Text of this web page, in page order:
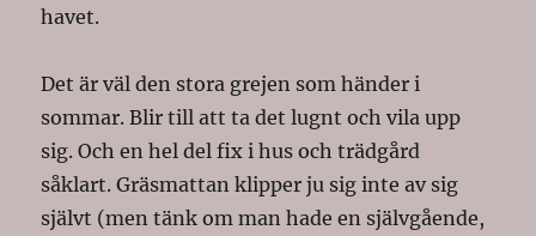
havet.
Det är väl den stora grejen som händer i
sommar. Blir till att ta det lugnt och vila upp
sig. Och en hel del fix i hus och trädgård
såklart. Gräsmattan klipper ju sig inte av sig
självt (men tänk om man hade en självgående,